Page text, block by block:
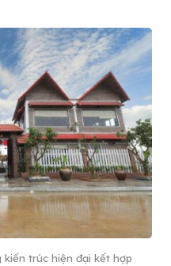
kiến trúc hiện đại kết hợp